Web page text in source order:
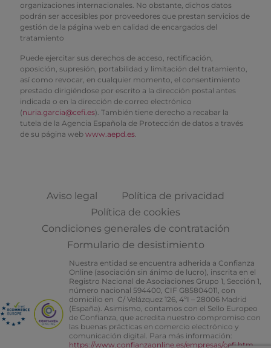
organizaciones internacionales. No obstante, dichos datos
podrán ser accesibles por proveedores que prestan servicios de
gestión de la página web en calidad de encargados del
tratamiento
Puede ejercitar sus derechos de acceso, rectificación,
oposición, supresión, portabilidad y limitación del tratamiento,
así como revocar, en cualquier momento, el consentimiento
prestado dirigiéndose por escrito a la dirección postal antes
indicada o en la dirección de correo electrónico
(nuria.garcia@cefi.es). También tiene derecho a recabar la
tutela de la Agencia Española de Protección de datos a través
de su página web www.aepd.es
Aviso legal
Política de privacidad
Política de cookies
Condiciones generales de contratación
Formulario de desistimiento
Nuestra entidad se encuentra adherida a Confianza
Online (asociación sin ánimo de lucro), inscrita en el
Registro Nacional de Asociaciones Grupo 1, Sección 1,
número nacional 594400, CIF G85804011, con
domicilio en C/ Velázquez 126, 4ºI – 28006 Madrid
(España). Asimismo, contamos con el Sello Europeo
de Confianza, que acredita nuestro compromiso con
las buenas prácticas en comercio electrónico y
comunicación digital. Para más información:
https://www.confianzaonline.es/empresas/cefi.htm